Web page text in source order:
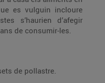
es vulguin incloure
s’haurien d’afegir
de consumir-les.
de pollastre.